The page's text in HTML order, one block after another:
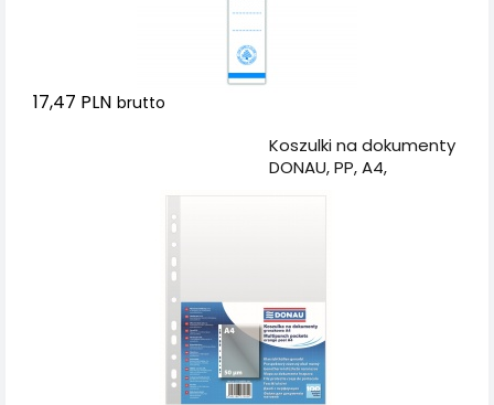
17,47 PLN brutto
Koszulki na dokumenty
DONAU, PP, A4,